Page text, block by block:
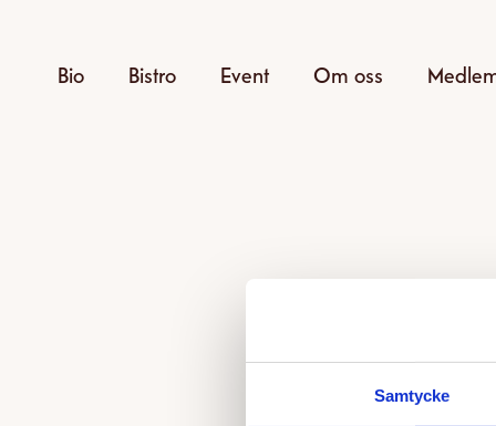
Samtycke
Bio Bistro Event Om oss